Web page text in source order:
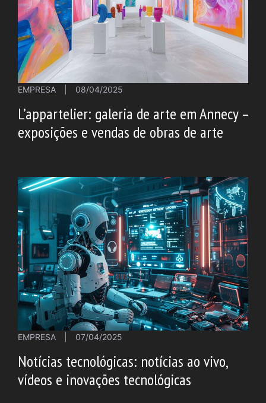
EMPRESA 08/04/2025
L’appartelier: galeria de arte em Annecy –
exposições e vendas de obras de arte
EMPRESA 07/04/2025
Notícias tecnológicas: notícias ao vivo,
vídeos e inovações tecnológicas